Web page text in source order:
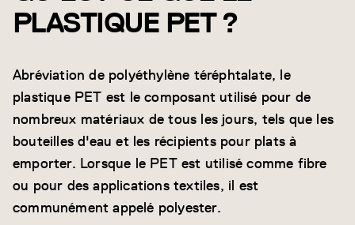
PLASTIQUE PET ?
Abréviation de polyéthylène téréphtalate, le
plastique PET est le composant utilisé pour de
nombreux matériaux de tous les jours, tels que les
bouteilles d'eau et les récipients pour plats à
emporter. Lorsque le PET est utilisé comme fibre
ou pour des applications textiles, il est
communément appelé polyester.